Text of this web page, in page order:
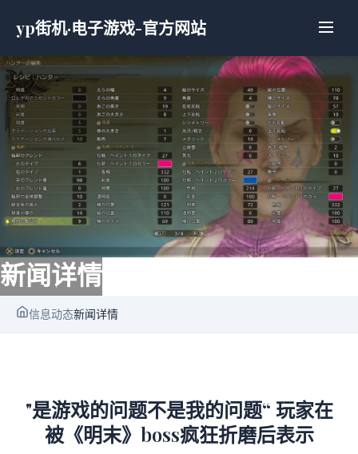
yp街机·电子游戏-官方网站
新闻详情
信息动态新闻详情
"是游戏的问题不是我的问题“ 玩家在
被《明末》boss疯狂折磨后表示